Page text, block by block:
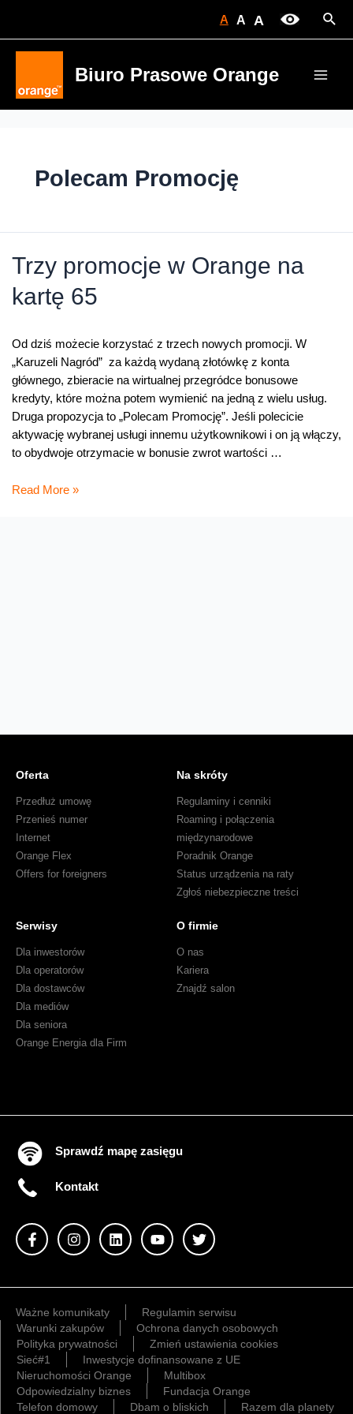
A A A
Biuro Prasowe Orange
Polecam Promocję
Trzy promocje w Orange na
kartę 65
Od dziś możecie korzystać z trzech nowych promocji. W
„Karuzeli Nagród” za każdą wydaną złotówkę z konta
głównego, zbieracie na wirtualnej przegródce bonusowe
kredyty, które można potem wymienić na jedną z wielu usług.
Druga propozycja to „Polecam Promocję”. Jeśli polecicie
aktywację wybranej usługi innemu użytkownikowi i on ją włączy,
to obydwoje otrzymacie w bonusie zwrot wartości …
Trzy
Read More »
Oferta
Przedłuż umowę
Przenieś numer
Internet
Orange Flex
Offers for foreigners
Na skróty
Regulaminy i cenniki
Roaming i połączenia
międzynarodowe
Poradnik Orange
Status urządzenia na raty
Zgłoś niebezpieczne treści
Serwisy
Dla inwestorów
Dla operatorów
Dla dostawców
Dla mediów
Dla seniora
Orange Energia dla Firm
O firmie
O nas
Kariera
Znajdź salon
Sprawdź mapę zasięgu
Kontakt
Ważne komunikaty
Regulamin serwisu
Warunki zakupów
Ochrona danych osobowych
Polityka prywatności
Zmień ustawienia cookies
Sieć#1
Inwestycje dofinansowane z UE
Nieruchomości Orange
Multibox
Odpowiedzialny biznes
Fundacja Orange
Telefon domowy
Dbam o bliskich Razem dla planety